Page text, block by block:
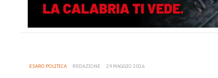
ESARO POLITICA REDAZIONE 29 MAGGIO 2026